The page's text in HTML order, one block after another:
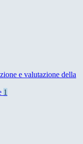
e valutazione della
1